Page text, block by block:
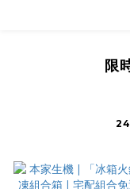
限